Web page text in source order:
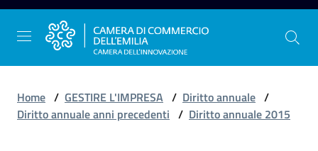
Vai al contenuto
Vai alla navigazione
Vai al footer
Home / GESTIRE L'IMPRESA / Diritto annuale /
Diritto annuale anni precedenti / Diritto annuale 2015